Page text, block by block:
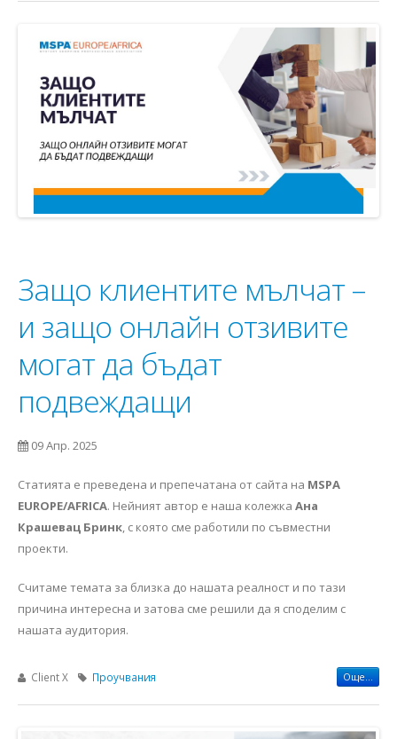
Защо клиентите мълчат –
и защо онлайн отзивите
могат да бъдат
подвеждащи
09 Апр. 2025
Статията е преведена и препечатана от сайта на MSPA
EUROPE/AFRICA. Нейният автор е наша колежка Ана
Крашевац Бринк, с която сме работили по съвместни
проекти.
Считаме темата за близка до нашата реалност и по тази
причина интересна и затова сме решили да я споделим с
нашата аудитория.
Client X Проучвания Още...